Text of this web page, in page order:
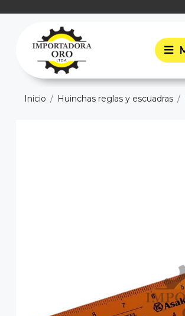
Inicio Huinchas reglas y escuadras